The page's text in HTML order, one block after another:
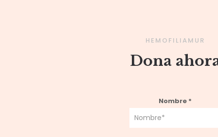
HEMOFILIAMUR
Dona
Nombre *